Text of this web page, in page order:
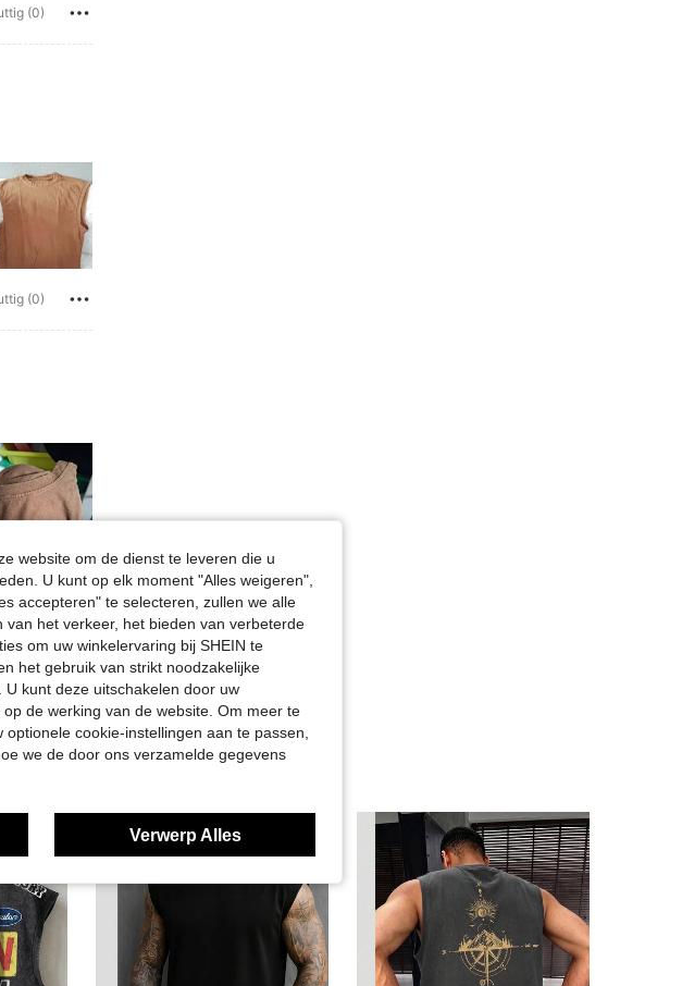
(0)
(0)
(0)
website om de dienst te leveren die u
U kunt op elk moment "Alles weigeren",
accepteren" te selecteren, zullen we alle
het verkeer, het bieden van verbeterde
om uw winkelervaring bij SHEIN te
het gebruik van strikt noodzakelijke
kunt deze uitschakelen door uw
de werking van de website. Om meer te
cookie-instellingen aan te passen,
we de door ons verzamelde gegevens
Verwerp Alles